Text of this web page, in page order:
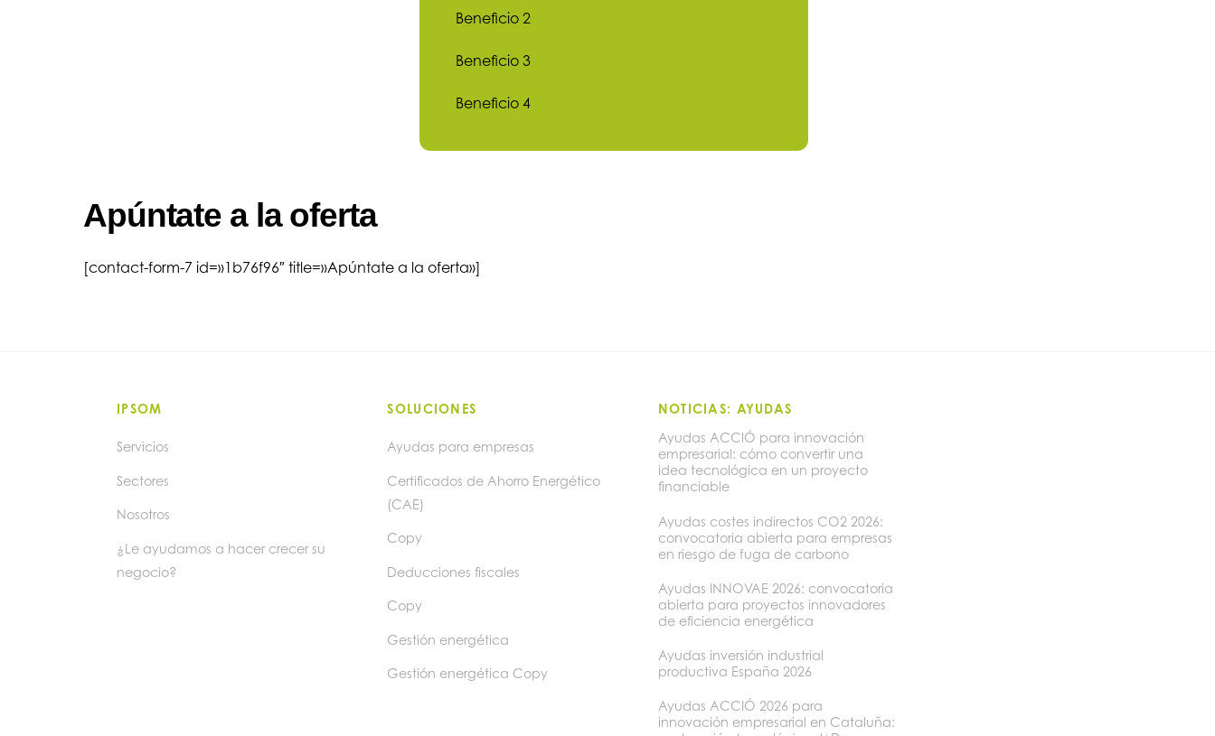
Beneficio 2
Beneficio 3
Beneficio 4
Apúntate a la oferta
[contact-form-7 id=»1b76f96″ title=»Apúntate a la oferta»]
IPSOM
Servicios
Sectores
Nosotros
¿Le ayudamos a hacer crecer su
negocio?
SOLUCIONES
Ayudas para empresas
Certificados de Ahorro Energético
(CAE)
Copy
Deducciones fiscales
Copy
Gestión energética
Gestión energética Copy
NOTICIAS: AYUDAS
Ayudas ACCIÓ para innovación
empresarial: cómo convertir una
idea tecnológica en un proyecto
financiable
Ayudas costes indirectos CO2 2026:
convocatoria abierta para empresas
en riesgo de fuga de carbono
Ayudas INNOVAE 2026: convocatoria
abierta para proyectos innovadores
de eficiencia energética
Ayudas inversión industrial
productiva España 2026
Ayudas ACCIÓ 2026 para
innovación empresarial en Cataluña: